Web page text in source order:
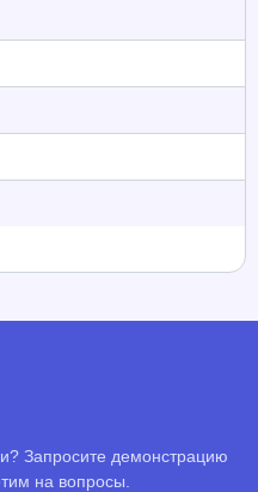
Запросите демонстрацию
на вопросы.